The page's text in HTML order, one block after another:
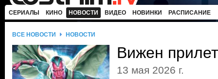
СЕРИАЛЫ КИНО НОВОСТИ ВИДЕО НОВИНКИ РАСПИСАНИЕ
ВСЕ НОВОСТИ НОВОСТИ
Вижен
13 мая 2026 г.